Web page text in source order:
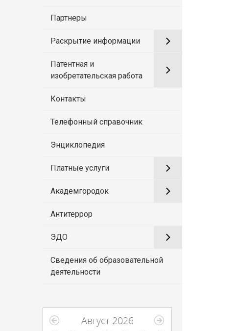
Партнеры
Раскрытие информации
Патентная и
изобретательская работа
Контакты
Телефонный справочник
Энциклопедия
Платные услуги
Академгородок
Антитеррор
ЭДО
Сведения об образовательной
деятельности
Август 2026